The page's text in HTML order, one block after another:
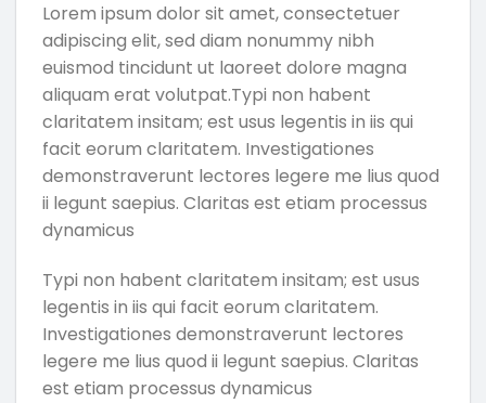
Lorem ipsum dolor sit amet, consectetuer
adipiscing elit, sed diam nonummy nibh
euismod tincidunt ut laoreet dolore magna
aliquam erat volutpat.Typi non habent
claritatem insitam; est usus legentis in iis qui
facit eorum claritatem. Investigationes
demonstraverunt lectores legere me lius quod
ii legunt saepius. Claritas est etiam processus
dynamicus
Typi non habent claritatem insitam; est usus
legentis in iis qui facit eorum claritatem.
Investigationes demonstraverunt lectores
legere me lius quod ii legunt saepius. Claritas
est etiam processus dynamicus